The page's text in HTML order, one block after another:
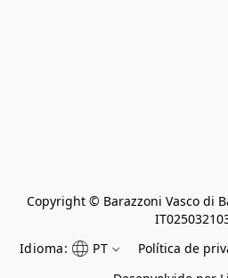
Copyright © Barazzoni Vasco di
Idioma:
PT Política de